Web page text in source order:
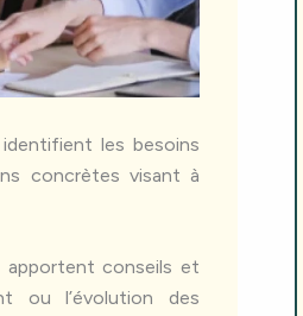
les besoins
concrètes visant à
apportent conseils et
ou l’évolution des